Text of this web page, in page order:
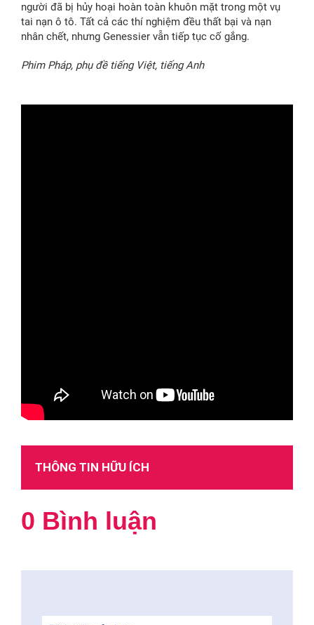
người đã bị hủy hoại hoàn toàn khuôn mặt trong một vụ
tai nạn ô tô. Tất cả các thí nghiệm đều thất bại và nạn
nhân chết, nhưng Genessier vẫn tiếp tục cố gắng.
Phim Pháp, phụ đề tiếng Việt, tiếng Anh
THÔNG TIN HỮU ÍCH
0 Bình luận